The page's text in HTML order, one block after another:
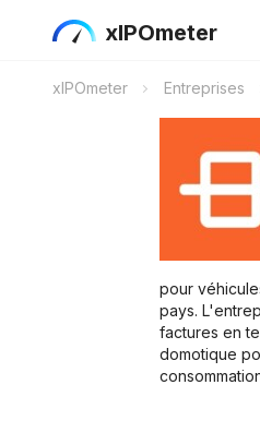
xIPOmeter
xIPOmeter Entreprises
pour
pays.
factures en
domotique